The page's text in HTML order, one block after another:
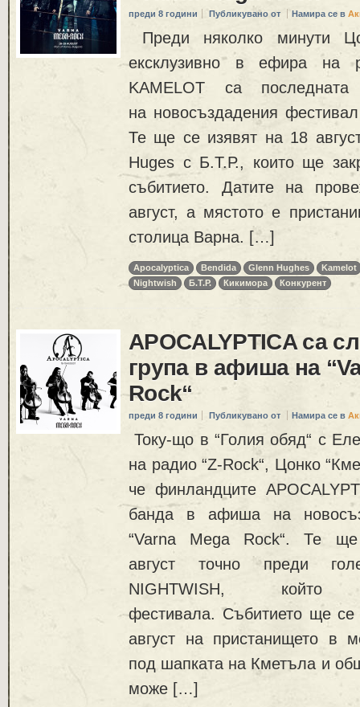
преди 8 години Публикувано от Намира се в
Преди няколко минути
ексклузивно в ефира на
KAMELOT са
на новосъздадения
Те ще се изявят на 18
Huges с Б.Т.Р., които ще
събитието. Датите на
август, а мястото е
столица Варна. […]
Apocalyptica Bendida Glenn Hughes
Kamelot
Nightwish
Б.Т.Р. Кикимора Конкурент
APOCALYPTICA са
група в афиша на
Rock“
преди 8 години Публикувано от Намира се в
Току-що в “Голия обяд“ с
на радио “Z-Rock“, Цонко
че финландците
банда в афиша на
“Varna Mega Rock“. Те
август точно преди
NIGHTWISH,
фестивала. Събитието ще
август на пристанището в
под шапката на Кметъла и
може […]